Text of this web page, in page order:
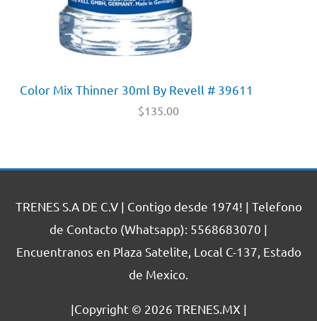
Color Mix Thinner 30ml By Revell # 39611
$135.00
TRENES S.A DE C.V | Contigo desde 1974! | Telefono
de Contacto (Whatsapp): 5568683070 |
Encuentranos en Plaza Satelite, Local C-137, Estado
de Mexico.
|Copyright © 2026 TRENES.MX |